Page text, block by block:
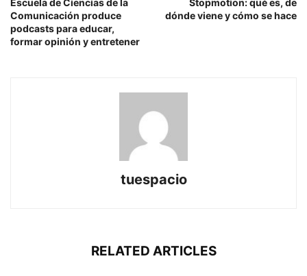
Escuela de Ciencias de la
Comunicación produce
podcasts para educar,
formar opinión y entretener
Stopmotion: qué es, de
dónde viene y cómo se hace
tuespacio
RELATED ARTICLES